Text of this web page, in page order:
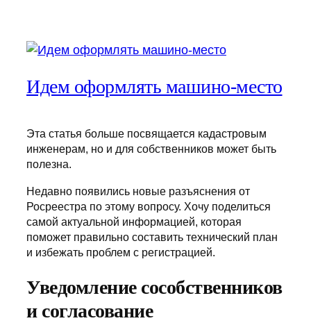
Идем оформлять машино-место
Эта статья больше посвящается кадастровым
инженерам, но и для собственников может быть
полезна.
Недавно появились новые разъяснения от
Росреестра по этому вопросу. Хочу поделиться
самой актуальной информацией, которая
поможет правильно составить технический план
и избежать проблем с регистрацией.
Уведомление сособственников
и согласование